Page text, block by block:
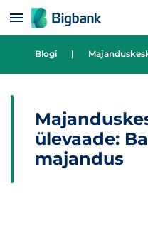
Liigu edasi põhisisu
Blogi |
ülevaade:
majandus